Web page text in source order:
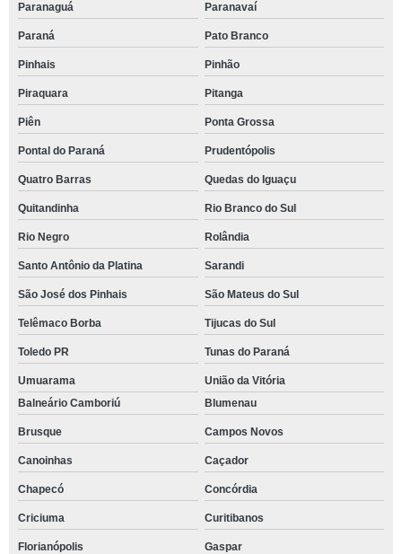
Paranaguá Paranavaí
Paraná Pato Branco
Pinhais Pinhão
Piraquara Pitanga
Piên Ponta Grossa
Pontal do Paraná Prudentópolis
Quatro Barras Quedas do Iguaçu
Quitandinha Rio Branco do Sul
Rio Negro Rolândia
Santo Antônio da Platina Sarandi
São José dos Pinhais São Mateus do Sul
Telêmaco Borba Tijucas do Sul
Toledo PR Tunas do Paraná
Umuarama
União da Vitória
Balneário Camboriú
Blumenau
Brusque Campos Novos
Canoinhas Caçador
Chapecó Concórdia
Criciuma Curitibanos
Florianópolis Gaspar